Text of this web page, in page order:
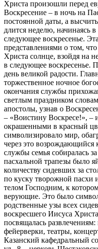
Христа произошли перед
Воскресение – в ночь на
постоянной даты, а
длится неделю, начинаясь в
следующее воскресенье.
представлениями о том,
Христа солнце, взойдя на
в следующее воскресенье.
день великой радости.
торжественное ночное
окончания службы
светлым праздником
апостолы, узнав о
– «Воистину Воскресе!», –
окрашенными в красный
символизировало мир,
через это
службы семья собиралась
пасхальной трапезы было
количеству сидевших за
по куску творожной пасхи
телом Господним, к
верующие. Это было
родственные узы всех
воскресшего Иисуса
посвящалась развлечениям:
фейерверки, театры,
Казанский кафедральный